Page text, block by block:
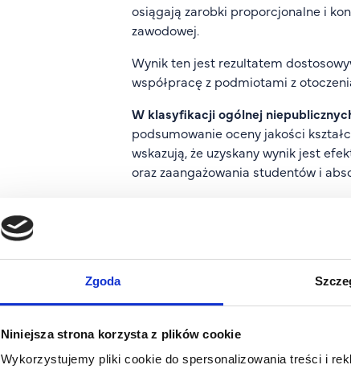
Zgoda
Niniejsza strona korzysta z plików cookie
Wykorzystujemy pliki cookie do spersonalizowania treści i
osiągają zarobki proporcjonalne i
zawodowej.
Wynik ten jest rezultatem
współpracę z podmiotami z
W klasyfikacji ogólnej
podsumowanie oceny jakości
wskazują, że uzyskany wynik jest
oraz zaangażowania studentów i
Nad metodologią i rzetelnością
prof. Michał Kleiber –
prof. Marek Safjan – honorowy
dr hab. Ewa Skrzydło-Tefelska –